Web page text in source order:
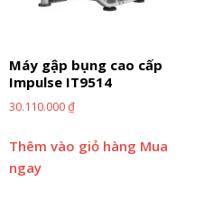
Máy gập bụng cao cấp
Impulse IT9514
30.110.000₫
Thêm vào giỏ hàng Mua
ngay